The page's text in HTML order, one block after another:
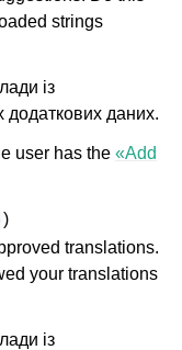
strings
із
даних.
user has the «Add
)
translations.
your translations
із